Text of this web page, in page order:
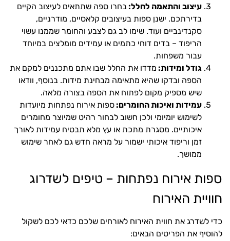
עיצוב והתאמה לחלל: בחרו ספה שתתאים לעיצוב הקיים
בדירתכם. ישנן ספות בעיצובים קלאסיים, מודרניים,
סקנדינביים ועוד. שימו לב גם לצבע והחומר שממנו עשוי
הריפוד – בדים דוחי כתמים או עמידים מומלצים במיוחד
עבור משפחות.
גודל ומידות: מדדו את החלל שבו אתם מתכננים למקם את
הספה ובדקו שהיא מתאימה מבחינת מידות. בנוסף, וודאו
שיש מספיק מקום לפתוח את הספה בצורה מלאה.
עמידות ואיכות החומרים: ספות אירוח נפתחות מיועדות
לשימוש יומיומי ולכן חשוב לבחור רהיט שמיוצר מחומרים
איכותיים. מסגרת מתכת או עץ מלא תבטיח עמידות לאורך
זמן וריפוד איכותי ישמור על מראה חדש גם לאחר שימוש
ממושך.
ספות אירוח נפתחות – טיפים לשדרוג
חוויית האירוח
כדי לשדרג את חווית האירוח לאורחים שלכם כדאי לכם לשקול
להוסיף את הפריטים הבאים: